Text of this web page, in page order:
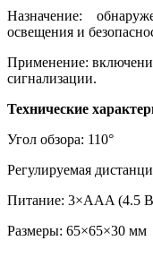
Назначение:
освещения и
Применение:
сигнализации.
Технические
Угол обзора: 110°
Регулируемая
Питание: 3×AAA (4.5
Размеры: 65×65×30 мм